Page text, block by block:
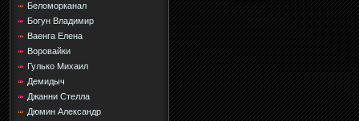
Беломорканал
Богун Владимир
Ваенга Елена
Воровайки
Гулько Михаил
Демидыч
Джанни Стелла
Дюмин Александр